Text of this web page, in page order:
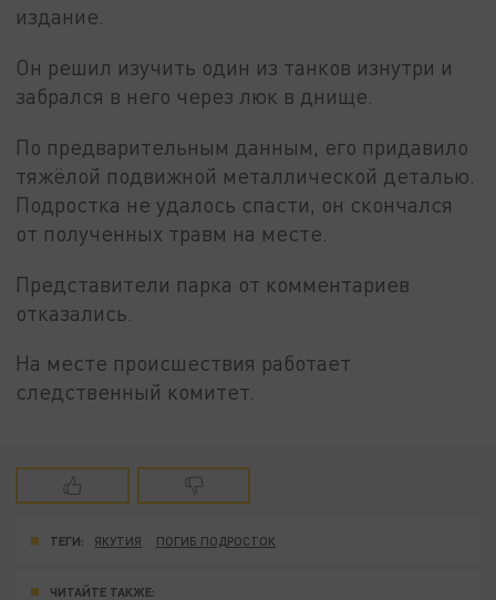
издание.
Он решил изучить один из танков изнутри и
забрался в него через люк в днище.
По предварительным данным, его придавило
тяжёлой подвижной металлической деталью.
Подростка не удалось спасти, он скончался
от полученных травм на месте.
Представители парка от комментариев
отказались.
На месте происшествия работает
следственный комитет.
ТЕГИ: ЯКУТИЯ ПОГИБ ПОДРОСТОК
ЧИТАЙТЕ ТАКЖЕ: